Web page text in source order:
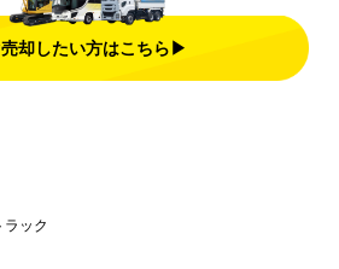
却したい方はこちら▶
ラック